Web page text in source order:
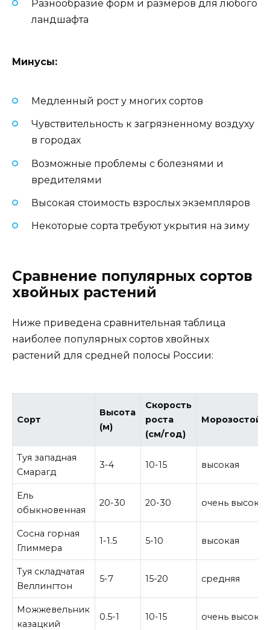
Разнообразие форм и размеров для любого
ландшафта
Минусы:
Медленный рост у многих сортов
Чувствительность к загрязненному воздуху
в городах
Возможные проблемы с болезнями и
вредителями
Высокая стоимость взрослых экземпляров
Некоторые сорта требуют укрытия на зиму
Сравнение популярных сортов
хвойных растений
Ниже приведена сравнительная таблица
наиболее популярных сортов хвойных
растений для средней полосы России:
Сорт
Высота
(м)
Скорость
роста
(см/год)
Туя западная
Смарагд
3-4 10-15 высокая
Ель
обыкновенная
20-30 20-30 очень высокая
Сосна горная
Глиммера
1-1.5 5-10 высокая
Туя складчатая
Веллингтон
5-7 15-20 средняя
Можжевельник
казацкий
0.5-1 10-15 очень высокая